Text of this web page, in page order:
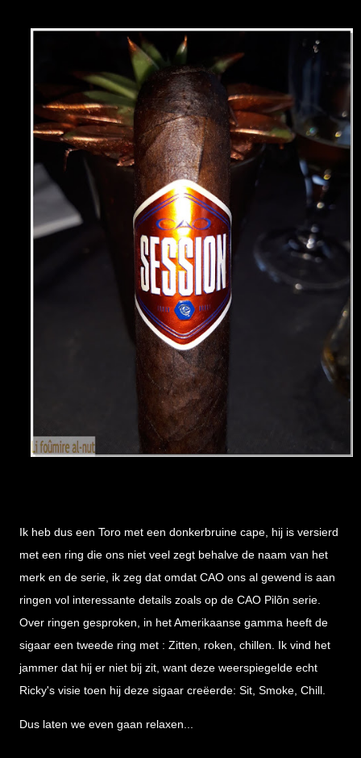
Ik heb dus een Toro met een donkerbruine cape, hij is versierd
met een ring die ons niet veel zegt behalve de naam van het
merk en de serie, ik zeg dat omdat CAO ons al gewend is aan
ringen vol interessante details zoals op de CAO Pilõn serie.
Over ringen gesproken, in het Amerikaanse gamma heeft de
sigaar een tweede ring met : Zitten, roken, chillen. Ik vind het
jammer dat hij er niet bij zit, want deze weerspiegelde echt
Ricky's visie toen hij deze sigaar creëerde: Sit, Smoke, Chill.
Dus laten we even gaan relaxen...